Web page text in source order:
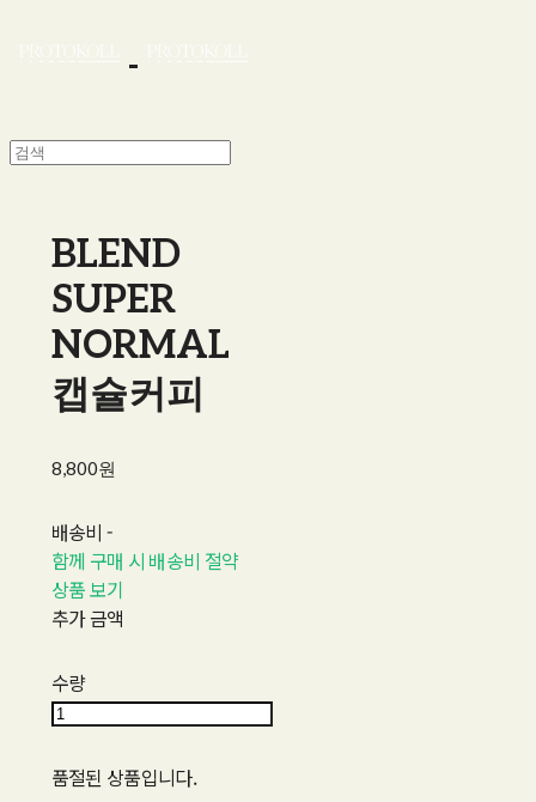
BLEND
SUPER
NORMAL
캡슐커피
8,800원
배송비 -
함께 구매 시 배송비 절약
상품 보기
추가 금액
수량
품절된 상품입니다.